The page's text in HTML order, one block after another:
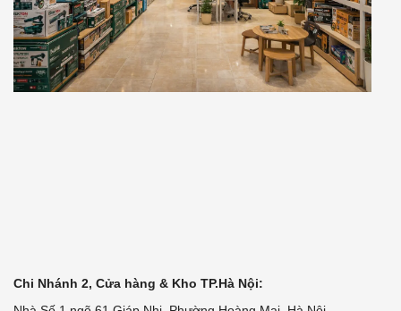
Chi Nhánh 2, Cửa hàng & Kho TP.Hà Nội: